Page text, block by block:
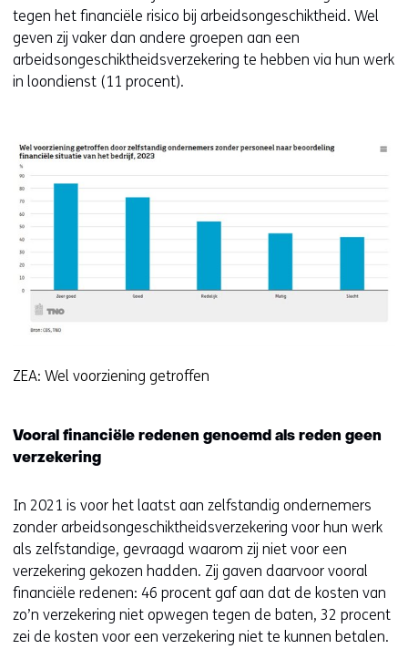
tegen het financiële risico bij arbeidsongeschiktheid. Wel
geven zij vaker dan andere groepen aan een
arbeidsongeschiktheidsverzekering te hebben via hun werk
in loondienst (11 procent).
ZEA: Wel voorziening getroffen
Vooral financiële redenen genoemd als reden geen
verzekering
In 2021 is voor het laatst aan zelfstandig ondernemers
zonder arbeidsongeschiktheidsverzekering voor hun werk
als zelfstandige, gevraagd waarom zij niet voor een
verzekering gekozen hadden. Zij gaven daarvoor vooral
financiële redenen: 46 procent gaf aan dat de kosten van
zo’n verzekering niet opwegen tegen de baten, 32 procent
zei de kosten voor een verzekering niet te kunnen betalen.